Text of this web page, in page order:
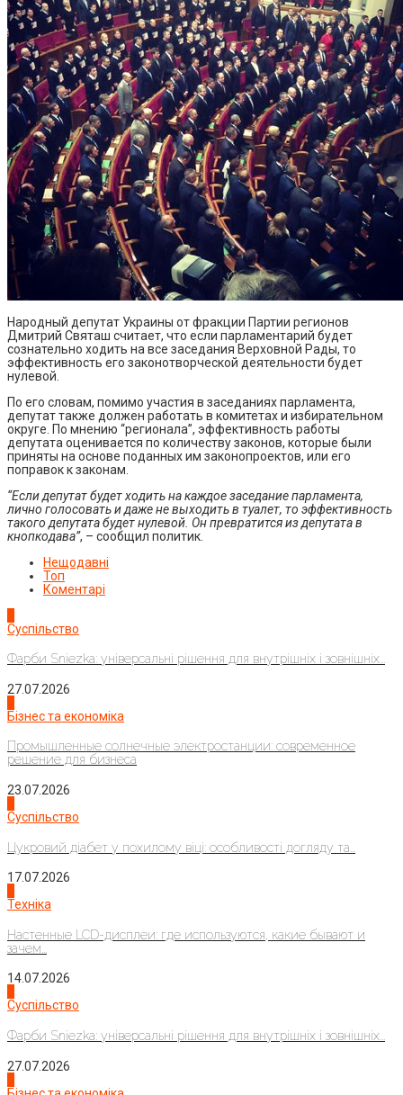
Народный депутат Украины от фракции Партии регионов
Дмитрий Святаш считает, что если парламентарий будет
сознательно ходить на все заседания Верховной Рады, то
эффективность его законотворческой деятельности будет
нулевой.
По его словам, помимо участия в заседаниях парламента,
депутат также должен работать в комитетах и избирательном
округе. По мнению “регионала”, эффективность работы
депутата оценивается по количеству законов, которые были
приняты на основе поданных им законопроектов, или его
поправок к законам.
“Если депутат будет ходить на каждое заседание парламента,
лично голосовать и даже не выходить в туалет, то эффективность
такого депутата будет нулевой. Он превратится из депутата в
кнопкодава”, – сообщил политик.
Нещодавні
Топ
Коментарі
Суспільство
Фарби Sniezka: універсальні рішення для внутрішніх і зовнішніх...
27.07.2026
Бізнес та економіка
Промышленные солнечные электростанции: современное
решение для бизнеса
23.07.2026
Суспільство
Цукровий діабет у похилому віці: особливості догляду та...
17.07.2026
Техніка
Настенные LCD-дисплеи: где используются, какие бывают и
зачем...
14.07.2026
Суспільство
Фарби Sniezka: універсальні рішення для внутрішніх і зовнішніх...
27.07.2026